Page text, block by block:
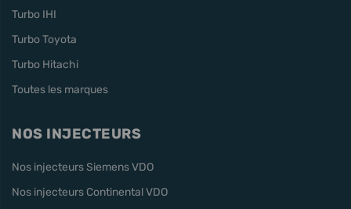
Turbo IHI
Turbo Toyota
Turbo Hitachi
Toutes les marques
NOS INJECTEURS
Nos injecteurs Siemens VDO
Nos injecteurs Continental VDO